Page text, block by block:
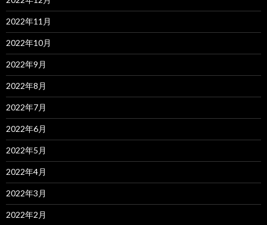
2022年11月
2022年10月
2022年9月
2022年8月
2022年7月
2022年6月
2022年5月
2022年4月
2022年3月
2022年2月